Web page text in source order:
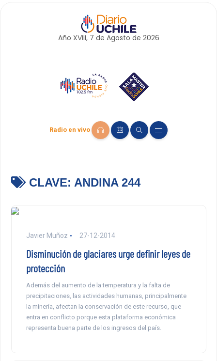
Año XVIII, 7 de Agosto de 2026
Radio en vivo
CLAVE: ANDINA 244
Javier Muñoz 27-12-2014
Disminución de glaciares urge definir leyes de
protección
Además del aumento de la temperatura y la falta de
precipitaciones, las actividades humanas, principalmente
la minería, afectan la conservación de este recurso, que
entra en conflicto porque esta plataforma económica
representa buena parte de los ingresos del país.